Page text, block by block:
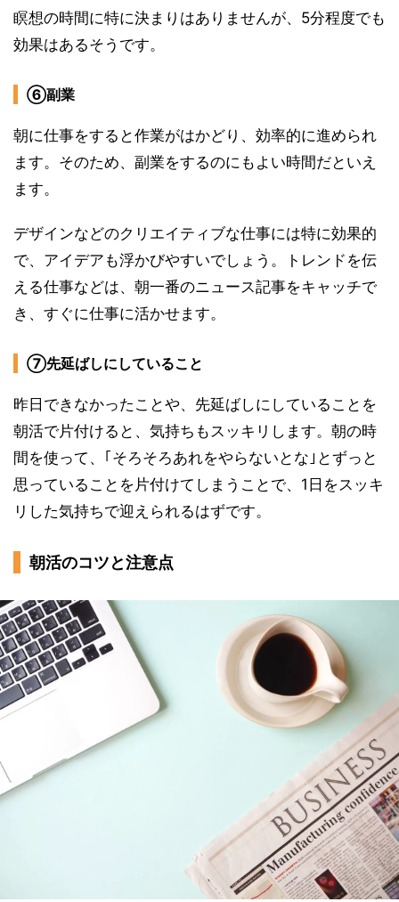
瞑想の時間に特に決まりはありませんが、5分程度でも
効果はあるそうです。
⑥副業
朝に仕事をすると作業がはかどり、効率的に進められ
ます。そのため、副業をするのにもよい時間だといえ
ます。
デザインなどのクリエイティブな仕事には特に効果的
で、アイデアも浮かびやすいでしょう。トレンドを伝
える仕事などは、朝一番のニュース記事をキャッチで
き、すぐに仕事に活かせます。
⑦先延ばしにしていること
昨日できなかったことや、先延ばしにしていることを
朝活で片付けると、気持ちもスッキリします。朝の時
間を使って、｢そろそろあれをやらないとな｣とずっと
思っていることを片付けてしまうことで、1日をスッキ
リした気持ちで迎えられるはずです。
朝活のコツと注意点